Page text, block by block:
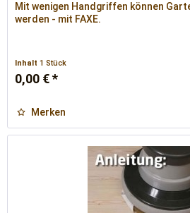
Mit wenigen Handgriffen können
werden - mit FAXE.
Inhalt1 Stück
0,00 € *
Merken